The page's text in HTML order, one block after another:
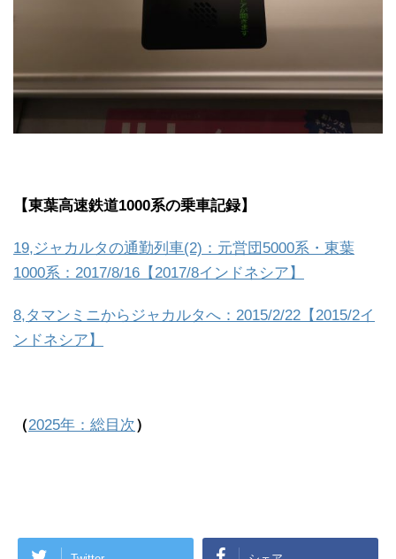
【東葉高速鉄道1000系の乗車記録】
19,ジャカルタの通勤列車(2)：元営団5000系・東葉
1000系：2017/8/16【2017/8インドネシア】
8,タマンミニからジャカルタへ：2015/2/22【2015/2イ
ンドネシア】
（2025年：総目次）